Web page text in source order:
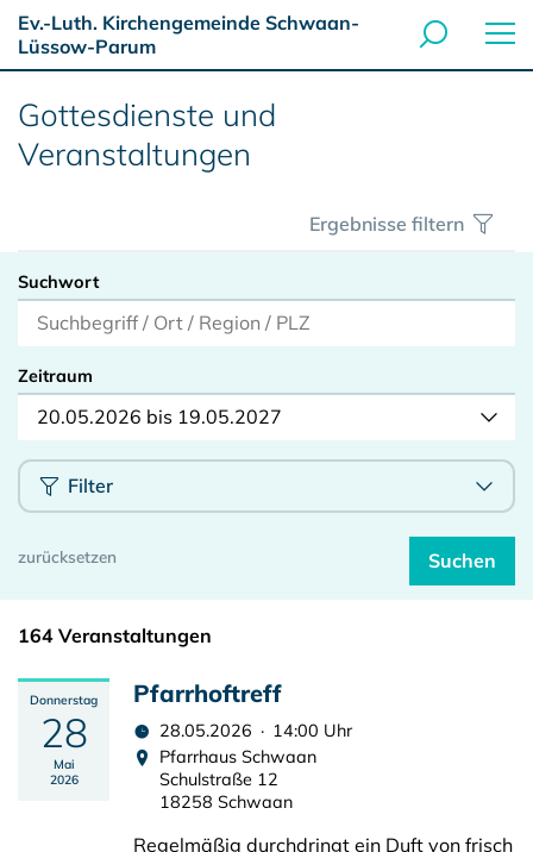
Ev.-Luth. Kirchengemeinde Schwaan-
Lüssow-Parum
Gottesdienste und
Veranstaltungen
Ergebnisse filtern
Suchwort
Zeitraum
20.05.2026 bis 19.05.2027
Filter
164 Veranstaltungen
Donnerstag
28
Mai
2026
Pfarrhoftreff
28.05.2026 · 14:00 Uhr
Pfarrhaus Schwaan
Schulstraße 12
18258 Schwaan
Regelmäßig durchdringt ein Duft von frisch